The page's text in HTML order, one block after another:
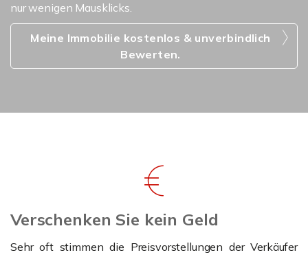
nur wenigen Mausklicks.
Meine Immobilie kostenlos & unverbindlich
Bewerten.
Verschenken Sie kein Geld
Sehr oft stimmen die Preisvorstellungen der Verkäufer